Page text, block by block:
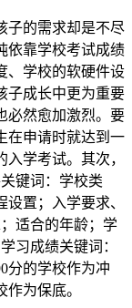
子的需求却是不尽
依靠学校考试成绩
、学校的软硬件设
子成长中更为重要
必然愈加激烈。要
在申请时就达到一
学考试。其次，
键词：学校类
置；入学要求、
适合的年龄；学
习成绩关键词：
分的学校作为冲
为保底。